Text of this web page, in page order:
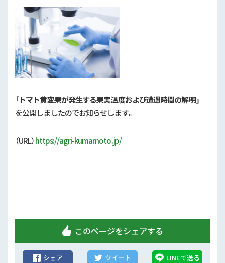
「トマト黄変果が発生する果実温度および遭遇時間の解明」
を公開しましたのでお知らせします。
（URL）https://agri-kumamoto.jp/
このページをシェアする
シェア ツイート LINEで送る
現地情報
病害虫
行政情報
補助事業
試験研究
2020年 (167)
2019年 (5)